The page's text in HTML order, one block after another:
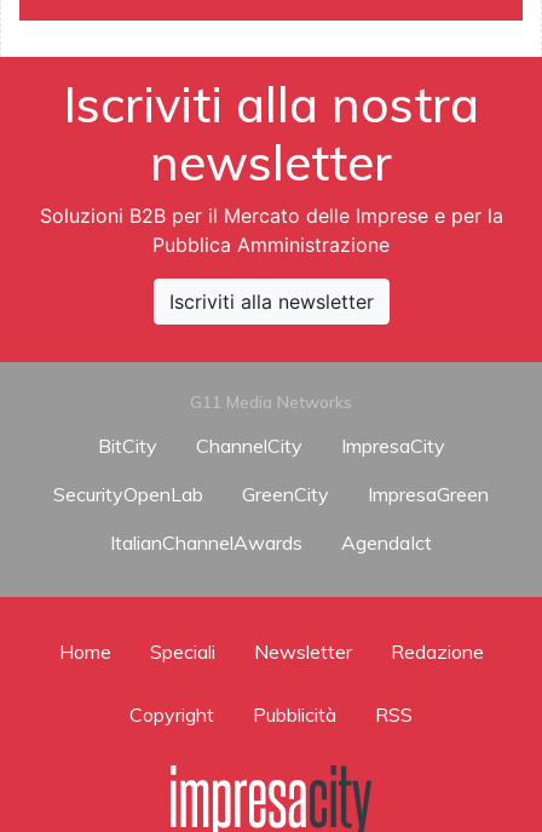
Iscriviti alla nostra
newsletter
Soluzioni B2B per il Mercato delle Imprese e per la
Pubblica Amministrazione
Iscriviti alla newsletter
G11 Media Networks
BitCity ChannelCity
ImpresaCity
SecurityOpenLab
GreenCity
ImpresaGreen
ItalianChannelAwards
AgendaIct
Home Speciali Newsletter Redazione
Copyright Pubblicità RSS